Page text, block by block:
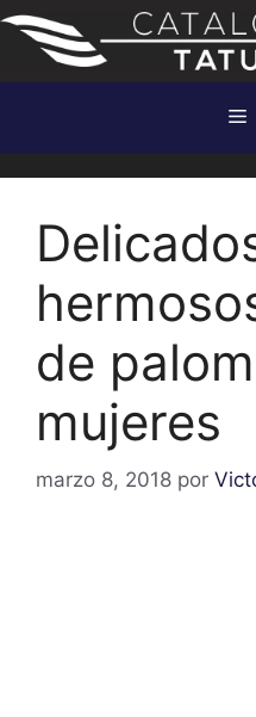
Saltar
contenido
de
mujeres
marzo 8, 2018 por